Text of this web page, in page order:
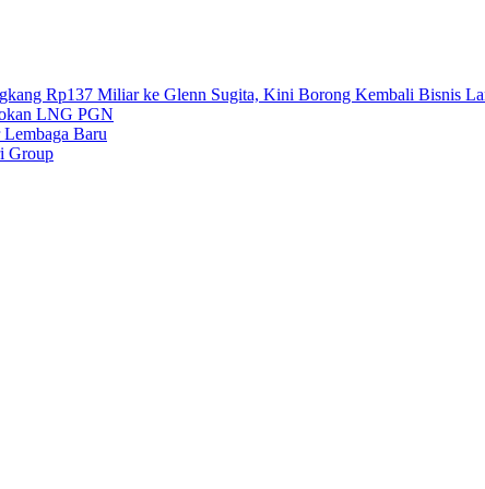
Rp137 Miliar ke Glenn Sugita, Kini Borong Kembali Bisnis
LNG PGN
Lembaga Baru
Group